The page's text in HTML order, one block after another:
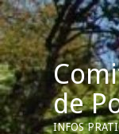
Skip
to
content
de
INFOS